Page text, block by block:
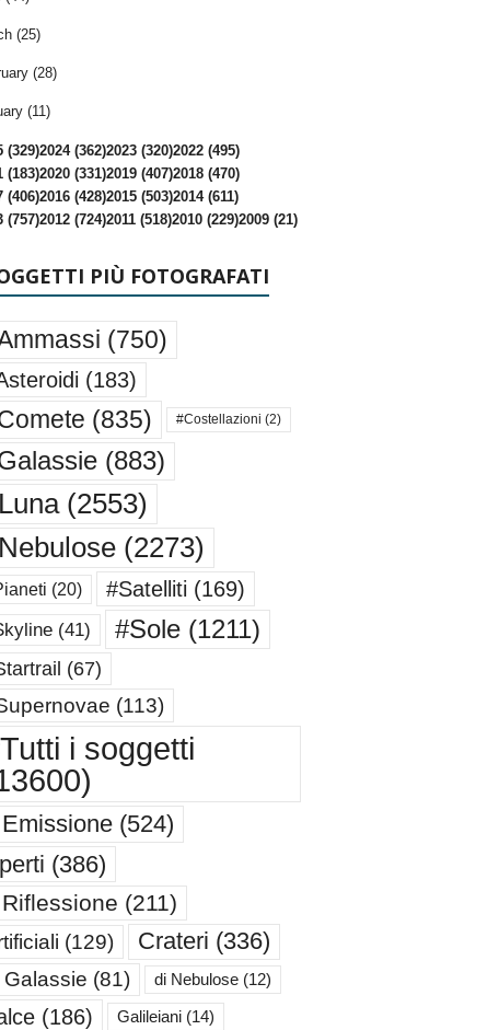
(25)
(28)
(11)
(329)2024 (362)2023 (320)2022 (495)
(183)2020 (331)2019 (407)2018 (470)
(406)2016 (428)2015 (503)2014 (611)
(757)2012 (724)2011 (518)2010 (229)2009 (21)
PIÙ FOTOGRAFATI
(750)
(183)
(835) #Costellazioni (2)
(883)
(2553)
(2273)
(20) #Satelliti (169)
(41) #Sole(1211)
(67)
(113)
i soggetti
(524)
(386)
(211)
(129) Crateri (336)
Galassie (81) di Nebulose(12)
(186) Galileiani(14)